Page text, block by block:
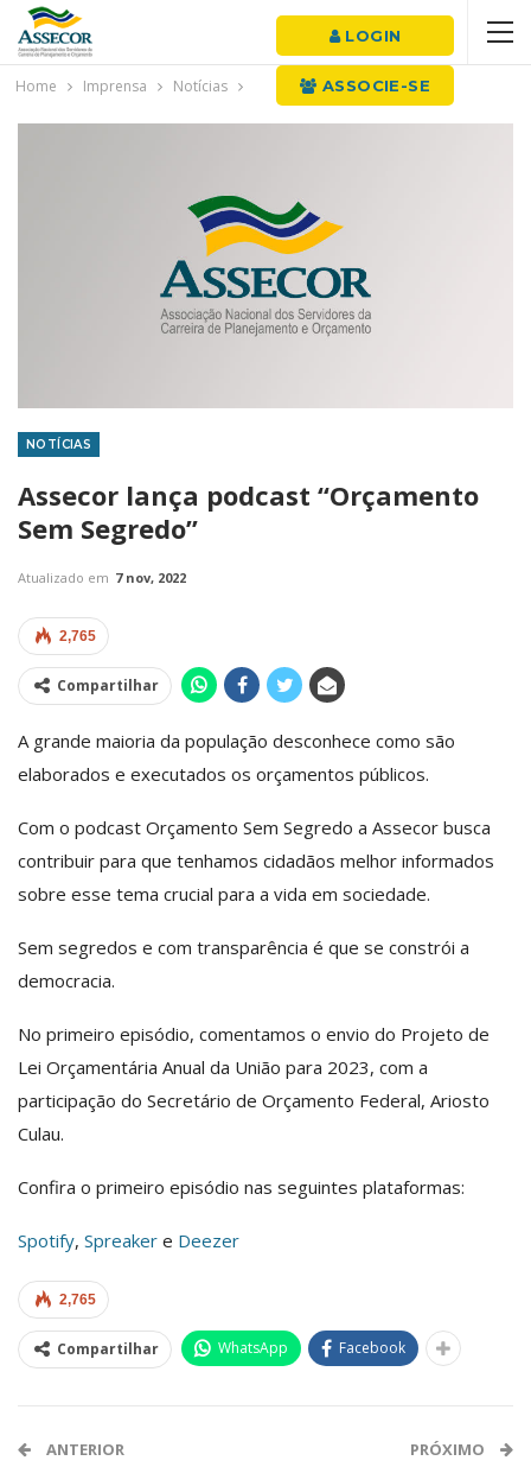
LOGIN
ASSOCIE-SE
Home Imprensa Notícias
NOTÍCIAS
Assecor lança podcast “Orçamento
Sem Segredo”
Atualizado em 7 nov, 2022
2,765
Compartilhar
A grande maioria da população desconhece como são
elaborados e executados os orçamentos públicos.
Com o podcast Orçamento Sem Segredo a Assecor busca
contribuir para que tenhamos cidadãos melhor informados
sobre esse tema crucial para a vida em sociedade.
Sem segredos e com transparência é que se constrói a
democracia.
No primeiro episódio, comentamos o envio do Projeto de
Lei Orçamentária Anual da União para 2023, com a
participação do Secretário de Orçamento Federal, Ariosto
Culau.
Confira o primeiro episódio nas seguintes plataformas:
Spotify, Spreaker e Deezer
2,765
Compartilhar WhatsApp Facebook
ANTERIOR PRÓXIMO